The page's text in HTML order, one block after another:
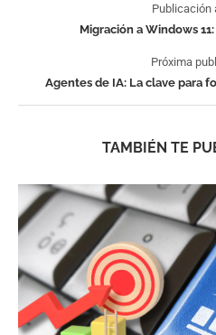
Publicación
Migración a Windows
Próxima
Agentes de IA: La clave para
TAMBIÉN TE